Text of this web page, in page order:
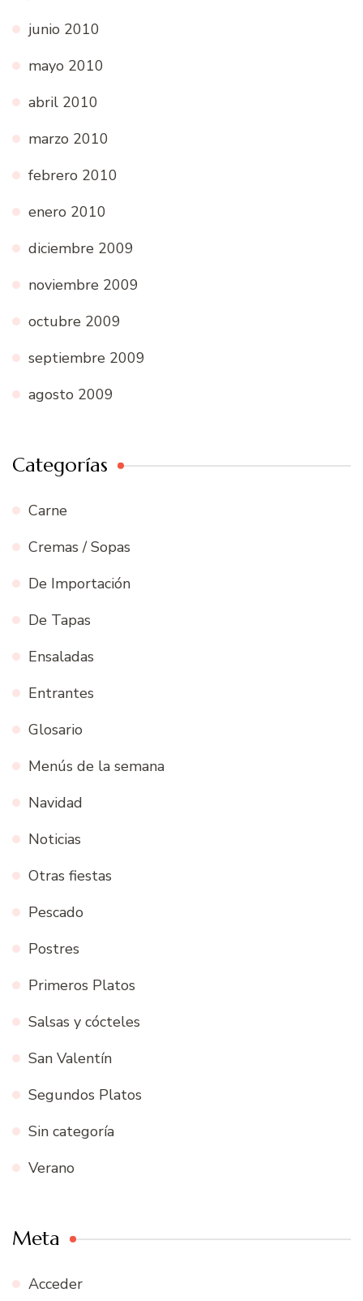
junio 2010
mayo 2010
abril 2010
marzo 2010
febrero 2010
enero 2010
diciembre 2009
noviembre 2009
octubre 2009
septiembre 2009
agosto 2009
Categorías
Carne
Cremas / Sopas
De Importación
De Tapas
Ensaladas
Entrantes
Glosario
Menús de la semana
Navidad
Noticias
Otras fiestas
Pescado
Postres
Primeros Platos
Salsas y cócteles
San Valentín
Segundos Platos
Sin categoría
Verano
Meta
Acceder